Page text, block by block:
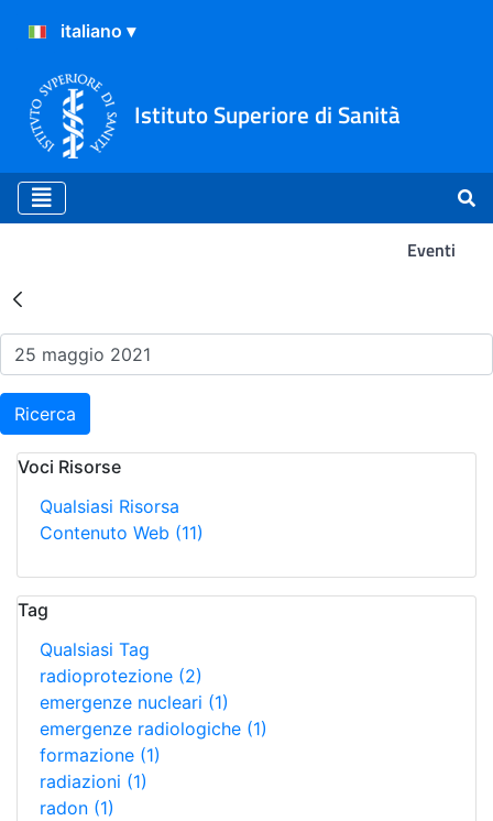
Istituto Superiore di Sanità
Eventi
Risultati della Ricerca -
Ricerca
Voci Risorse
Qualsiasi Risorsa
Contenuto Web (11)
Tag
Qualsiasi Tag
radioprotezione (2)
emergenze nucleari (1)
emergenze radiologiche (1)
formazione (1)
radiazioni (1)
radon (1)